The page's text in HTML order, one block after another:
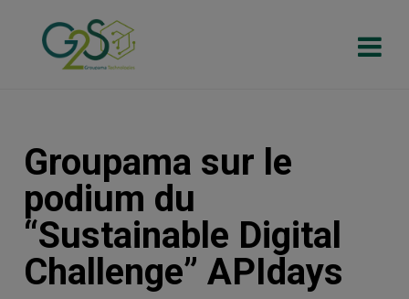
Groupama sur le
podium du
“Sustainable Digital
Challenge” APIdays